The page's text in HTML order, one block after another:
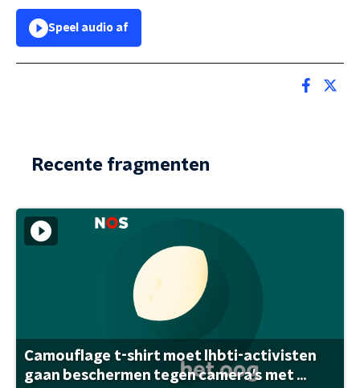
Speel audio af
Recente fragmenten
Camouflage t-shirt moet lhbti-activisten
gaan beschermen tegen camera's met ...